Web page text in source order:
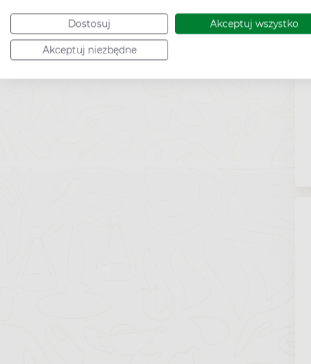
Dostosuj Akceptuj wszystko
Akceptuj niezbędne